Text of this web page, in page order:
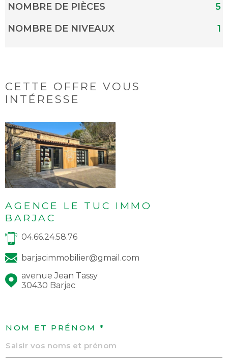
NOMBRE DE PIÈCES
5
NOMBRE DE NIVEAUX
1
CETTE OFFRE VOUS
INTÉRESSE
AGENCE LE TUC IMMO
BARJAC
04.66.24.58.76
barjacimmobilier@gmail.com
avenue Jean Tassy
30430 Barjac
NOM ET PRÉNOM *